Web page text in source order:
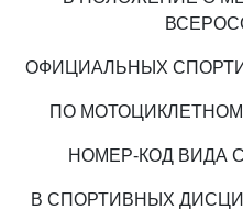
ОФИЦИАЛЬНЫХ
ПО
НОМЕР-КОД ВИДА
В СПОРТИВНЫХ